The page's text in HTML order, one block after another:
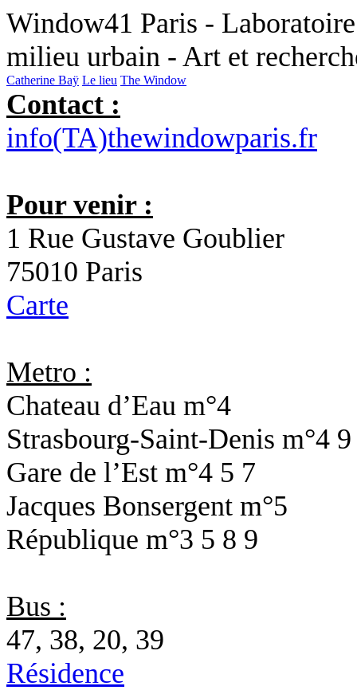
Window41 Paris -
milieu urbain - Art et
Catherine Baÿ Le lieu The Window
Contact :
info(TA)thewindowparis.fr
Pour venir :
1 Rue Gustave Goublier
75010 Paris
Carte
Metro :
Chateau d’Eau m°4
Strasbourg-Saint-Denis m°4
Gare de l’Est m°4 5 7
Jacques Bonsergent m°5
République m°3 5 8 9
Bus :
47, 38, 20, 39
Résidence